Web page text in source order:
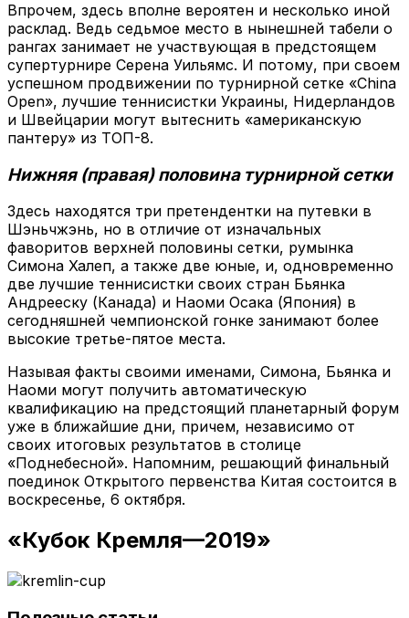
Впрочем, здесь вполне вероятен и несколько иной
расклад. Ведь седьмое место в нынешней табели о
рангах занимает не участвующая в предстоящем
супертурнире Серена Уильямс. И потому, при своем
успешном продвижении по турнирной сетке «China
Open», лучшие теннисистки Украины, Нидерландов
и Швейцарии могут вытеснить «американскую
пантеру» из ТОП-8.
Нижняя (правая) половина турнирной сетки
Здесь находятся три претендентки на путевки в
Шэньчжэнь, но в отличие от изначальных
фаворитов верхней половины сетки, румынка
Симона Халеп, а также две юные, и, одновременно
две лучшие теннисистки своих стран Бьянка
Андрееску (Канада) и Наоми Осака (Япония) в
сегодняшней чемпионской гонке занимают более
высокие третье-пятое места.
Называя факты своими именами, Симона, Бьянка и
Наоми могут получить автоматическую
квалификацию на предстоящий планетарный форум
уже в ближайшие дни, причем, независимо от
своих итоговых результатов в столице
«Поднебесной». Напомним, решающий финальный
поединок Открытого первенства Китая состоится в
воскресенье, 6 октября.
«Кубок Кремля—2019»